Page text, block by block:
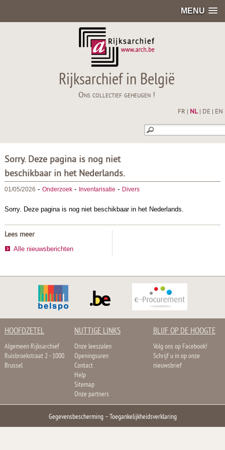
MENU
Rijksarchief in België
Ons collectief geheugen !
FR NL| DE EN
Sorry. Deze pagina is nog niet
beschikbaar in het Nederlands.
01/05/2026 - Onderzoek- Inventarisatie - Divers
Sorry. Deze pagina is nog niet beschikbaar in het Nederlands.
Lees meer
Alle nieuwsberichten
HOOFDZETEL
Algemeen Rijksarchief
Ruisbroekstraat 2 - 1000
Brussel
NUTTIGE LINKS
Onze leeszalen
Openingsuren
Contact
Help
Sitemap
Onze partners
BLIJF OP DE HOOGTE
Volg ons op Facebook!
Schrijf u in op onze
nieuwsbrief
Gegevensbescherming–Toegankelijkheidsverklaring